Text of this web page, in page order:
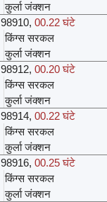
कुर्ला जंक्शन
98910, 00.22 घंटे
किंग्स सरकल
कुर्ला जंक्शन
98912, 00.20 घंटे
किंग्स सरकल
कुर्ला जंक्शन
98914, 00.22 घंटे
किंग्स सरकल
कुर्ला जंक्शन
98916, 00.25 घंटे
किंग्स सरकल
कुर्ला जंक्शन